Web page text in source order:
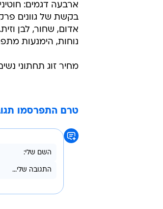
ארבעה דגמים:
בקשת של גוונים
אדום, שחור, לבן
נוחות, הימנעות
מחיר זוג תחתוני נשים נע בין 36.90 ל-39.90, וניתן להשיגם
טרם התפרסמו